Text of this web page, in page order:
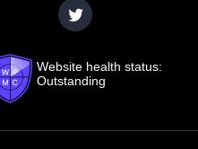
Website health status:
Outstanding